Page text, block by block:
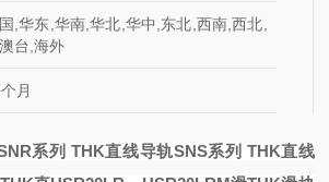
,华东,华南,华北,华中,东北,西南,西北,
台,海外
月
系列 THK直线导轨SNS系列 THK直线